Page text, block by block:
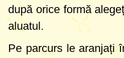
după orice formă
aluatul.
Pe parcurs le aranjați